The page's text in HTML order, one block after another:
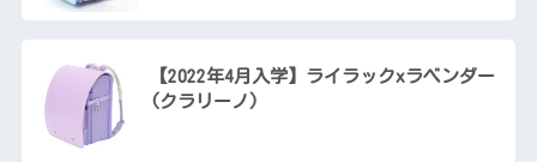
【2022年4月入学】ライラックxラベンダー
(クラリーノ)